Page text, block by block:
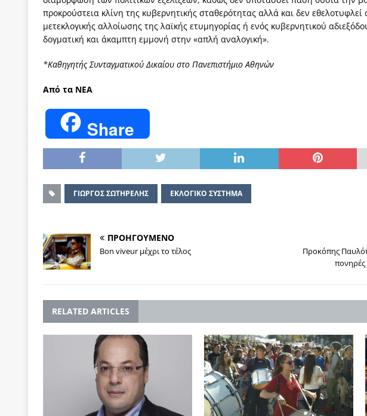
προκρούστεια κλίνη της κυβερνητικής σταθερότητας αλλά και δεν
μετεκλογικής αλλοίωσης της λαϊκής ετυμηγορίας ή ενός κυβερνητικού
δογματική και άκαμπτη εμμονή στην «απλή αναλογική».
*Καθηγητής Συνταγματικού Δικαίου στο Πανεπιστήμιο Αθηνών
Από τα ΝΕΑ
Share
΄ΓΙΩΡΓΟΣ ΣΩΤΗΡΕΛΗΣ ΕΚΛΟΓΙΚΟ ΣΥΣΤΗΜΑ
ΠΡΟΗΓΟΥΜΕΝΟ
Bon viveur μέχρι το τέλος
Προκόπης
πονηρές
RELATED ARTICLES